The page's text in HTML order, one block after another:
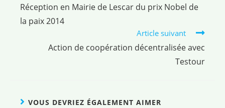
Réception en Mairie de Lescar du prix Nobel de
la paix 2014
Article suivant
Action de coopération décentralisée avec
Testour
VOUS DEVRIEZ ÉGALEMENT AIMER